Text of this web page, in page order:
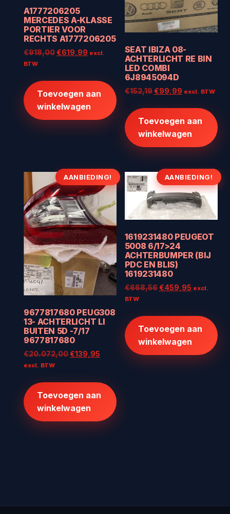
A1777206205
MERCEDES A-KLASSE
PORTIER VOOR
RECHTS A1777206205
€918,00Oorspronkelijke
€619,99 Huidige
€619,99.
excl.
BTW
Toevoegen aan
winkelwagen
SEAT IBIZA 08-
ACHTERLICHT RE BIN
LED COMBI
6J8945094D
€152,19 Oorspronkelijke
€152,19.
€99,99Huidige
€99,99.
excl. BTW
Toevoegen aan
winkelwagen
AANBIEDING!
9677817680 PEUG308
13- ACHTERLICHT LI
BUITEN 5D -7/17
9677817680
€20.072,00Oorspronkelijke
€20.072,00.
€139,95
€139,95.
excl. BTW
Toevoegen aan
winkelwagen
AANBIEDING!
1619231480 PEUGEOT
5008 6/17>24
ACHTERBUMPER (BIJ
PDC EN BLIS)
1619231480
€668,56 Oorspronkelijke
€459,95Huidige
€459,95.
excl.
BTW
Toevoegen aan
winkelwagen